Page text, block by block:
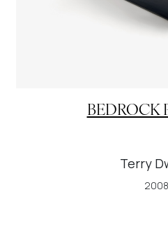
BEDROCK
Terry
2008